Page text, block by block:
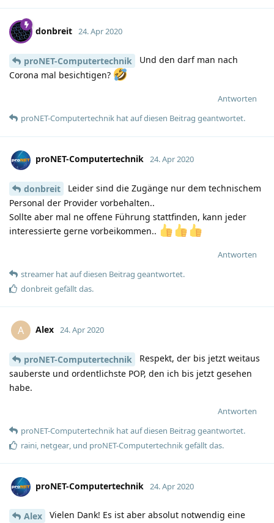
donbreit 24. Apr 2020
proNET-Computertechnik
Und den darf man nach
Corona mal besichtigen?
Antworten
proNET-Computertechnik hatauf diesen Beitrag geantwortet.
proNET-Computertechnik 24. Apr 2020
donbreit
Leider sind die Zugänge nur dem technischem
Personal der Provider vorbehalten..
Sollte aber mal ne offene Führung stattfinden, kann jeder
interessierte gerne vorbeikommen..
Antworten
streamer hatauf diesen Beitrag geantwortet.
donbreitgefällt das.
A Alex 24. Apr 2020
proNET-Computertechnik
Respekt, der bis jetzt weitaus
sauberste und ordentlichste POP, den ich bis jetzt gesehen
habe.
Antworten
proNET-Computertechnik hatauf diesen Beitrag geantwortet.
raini, netgear, und proNET-Computertechnikgefällt das.
proNET-Computertechnik 24. Apr 2020
Alex
Vielen Dank! Es ist aber absolut notwendig eine